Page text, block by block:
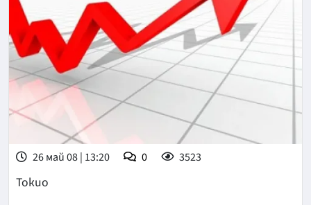
26 май 08 | 13:20 0 3523
Токио